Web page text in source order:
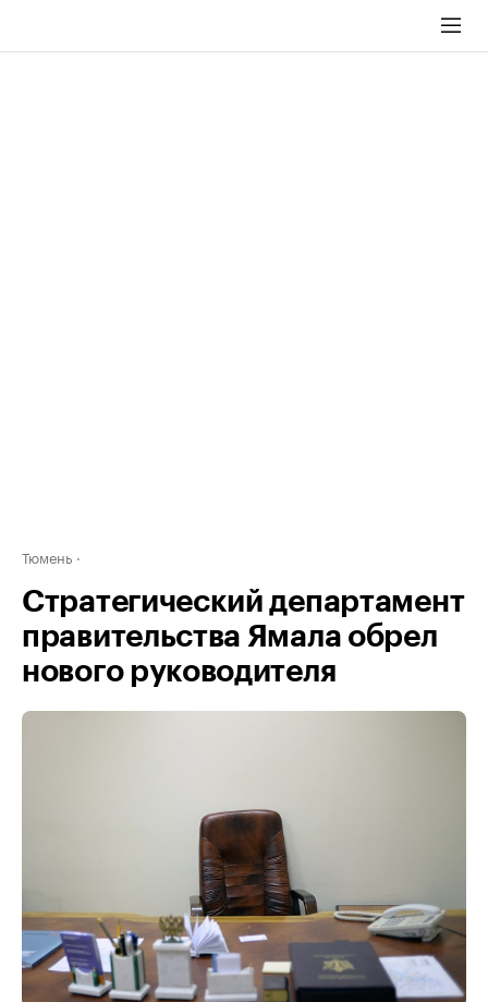
Тюмень
Стратегический департамент
правительства Ямала обрел
нового руководителя